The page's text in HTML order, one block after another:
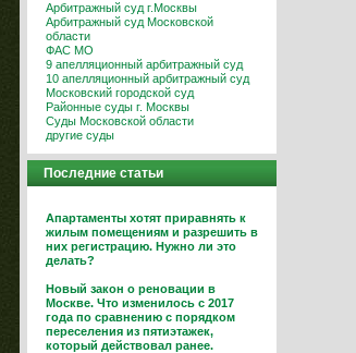
Арбитражный суд г.Москвы
Арбитражный суд Московской
области
ФАС МО
9 апелляционный арбитражный суд
10 апелляционный арбитражный суд
Московский городской суд
Районные суды г. Москвы
Суды Московской области
другие суды
Последние статьи
Апартаменты хотят приравнять к
жилым помещениям и разрешить в
них регистрацию. Нужно ли это
делать?
Новый закон о реновации в
Москве. Что изменилось с 2017
года по сравнению с порядком
переселения из пятиэтажек,
который действовал ранее.